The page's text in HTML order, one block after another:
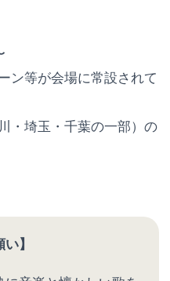
ン等が会場に常設されて
・埼玉・千葉の一部）の
】